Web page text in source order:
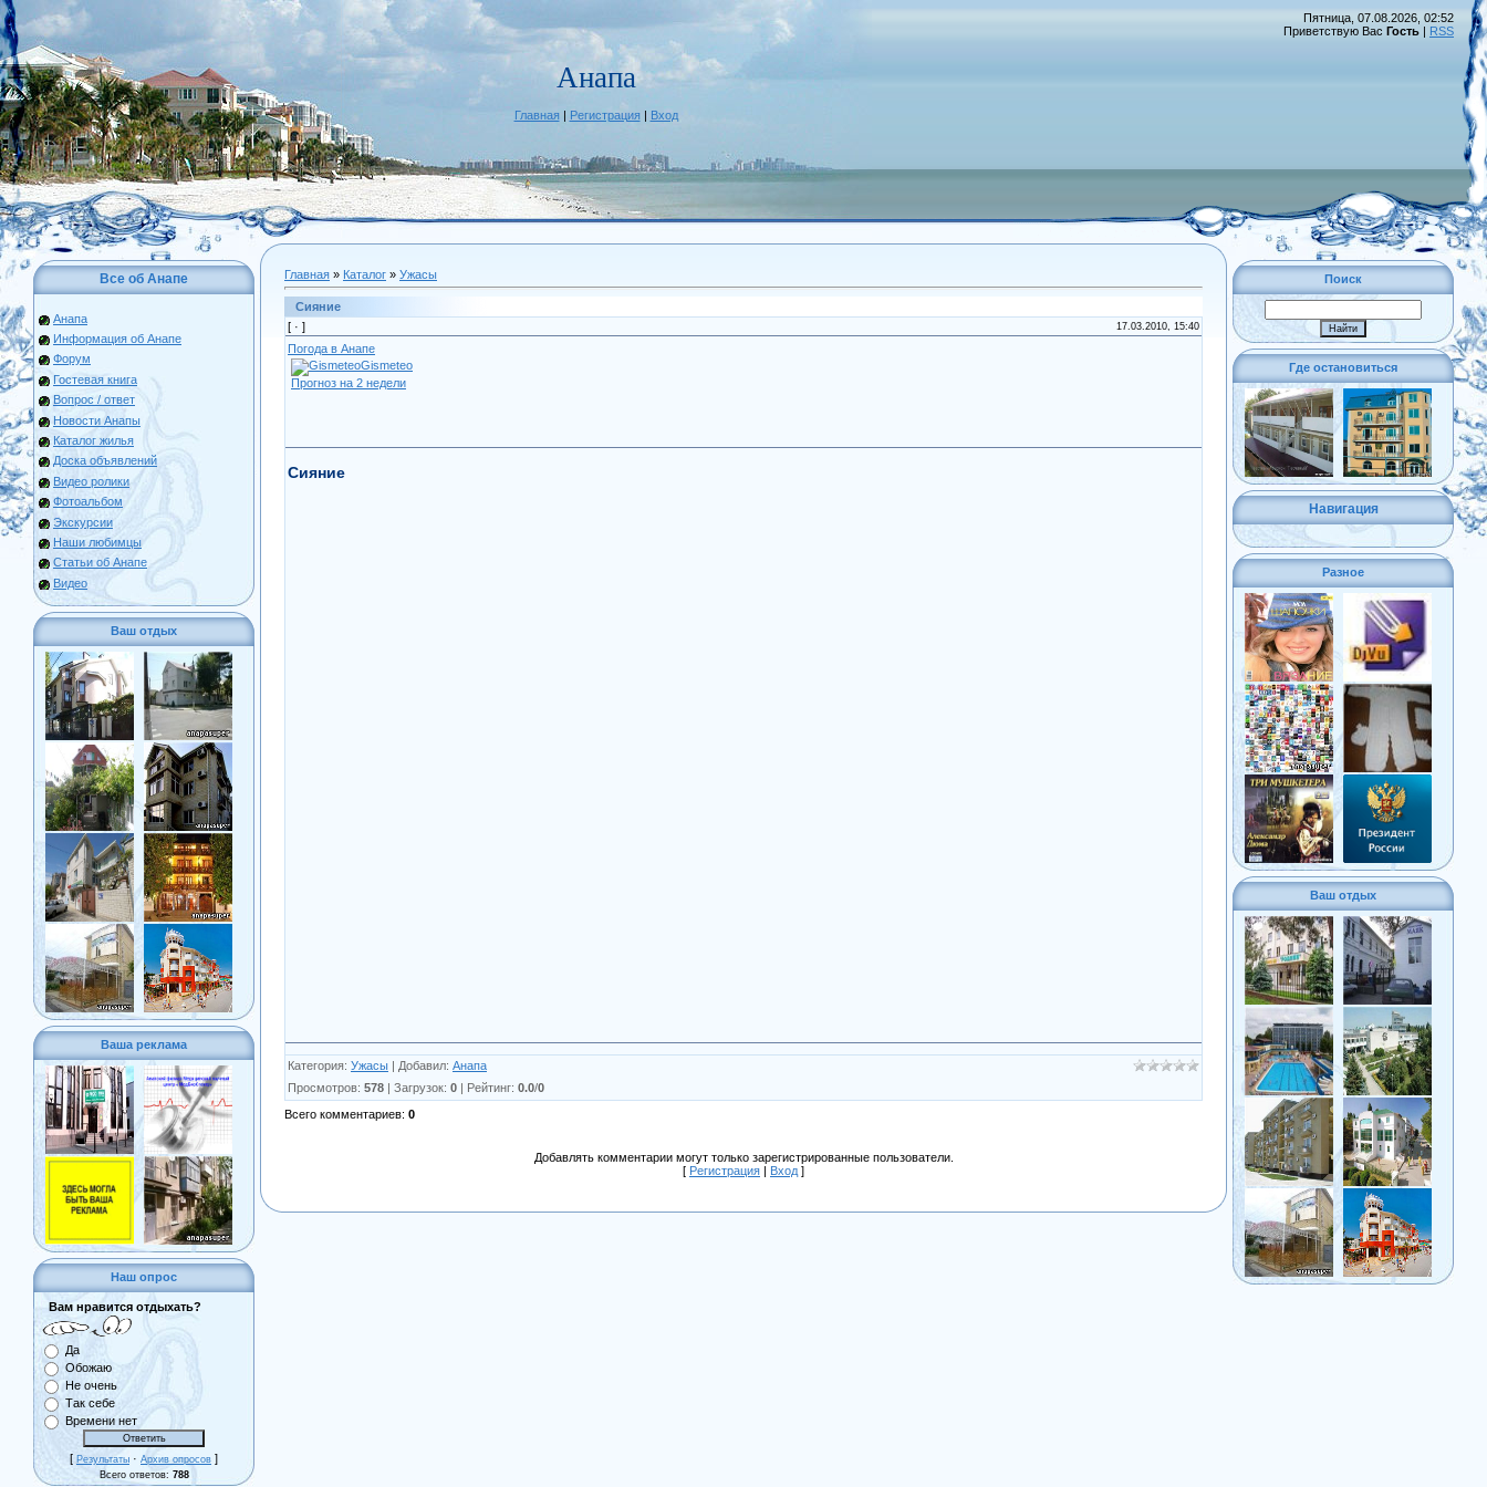
Анапа
Главная| Регистрация| Вход
Пятница, 07.08.2026, 02:52
Приветствую Вас Гость | RSS
Все об Анапе
Анапа
Информация об Анапе
Форум
Гостевая книга
Вопрос / ответ
Новости Анапы
Каталог жилья
Доска объявлений
Видео ролики
Фотоальбом
Экскурсии
Наши любимцы
Статьи об Анапе
Видео
Ваш отдых
Ваша реклама
Наш опрос
Вам нравится отдыхать?
Да
Обожаю
Не очень
Так себе
Времени нет
[ Результаты · Архив опросов ]
Всего ответов: 788
Главная » Каталог » Ужасы
Сияние
[ · ] 17.03.2010, 15:40
Погода в Анапе
Gismeteo
Прогноз на 2 недели
Сияние
Категория: Ужасы | Добавил: Анапа
Просмотров: 578 | Загрузок: 0 | Рейтинг: 0.0/0
Всего комментариев: 0
Добавлять комментарии могут только зарегистрированные пользователи.
[ Регистрация | Вход ]
Поиск
Где остановиться
Навигация
Разное
Ваш отдых